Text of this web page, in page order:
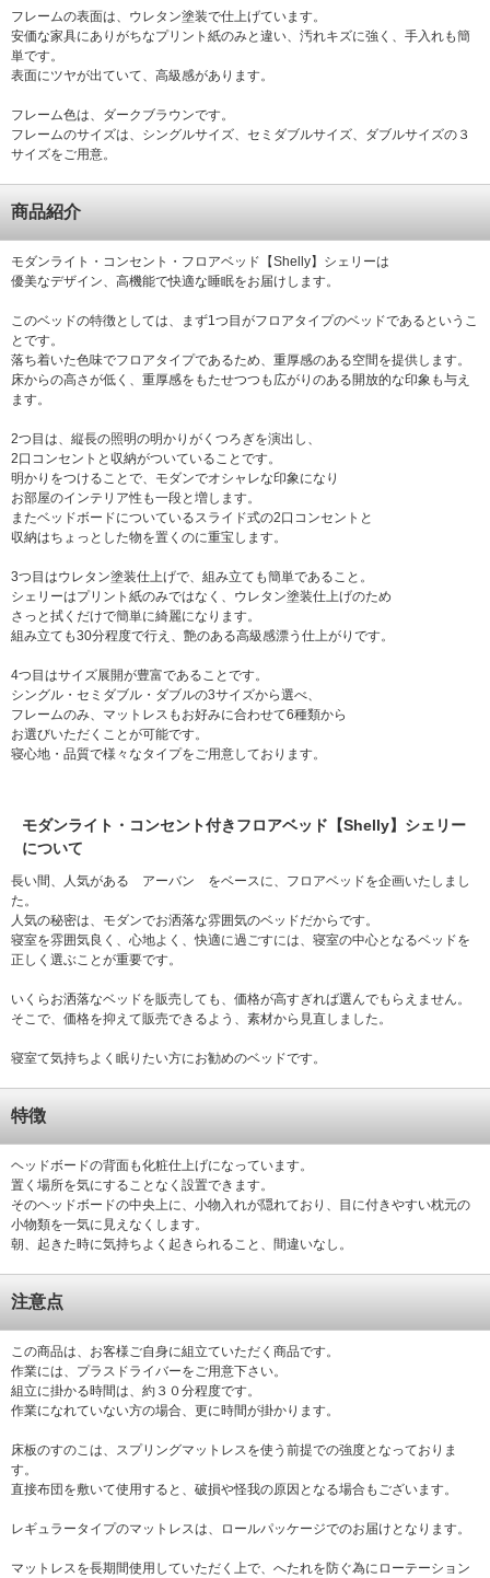
フレームの表面は、ウレタン塗装で仕上げています。
安価な家具にありがちなプリント紙のみと違い、汚れキズに強く、手入れも簡
単です。
表面にツヤが出ていて、高級感があります。
フレーム色は、ダークブラウンです。
フレームのサイズは、シングルサイズ、セミダブルサイズ、ダブルサイズの３
サイズをご用意。
商品紹介
モダンライト・コンセント・フロアベッド【Shelly】シェリーは
優美なデザイン、高機能で快適な睡眠をお届けします。
このベッドの特徴としては、まず1つ目がフロアタイプのベッドであるというこ
とです。
落ち着いた色味でフロアタイプであるため、重厚感のある空間を提供します。
床からの高さが低く、重厚感をもたせつつも広がりのある開放的な印象も与え
ます。
2つ目は、縦長の照明の明かりがくつろぎを演出し、
2口コンセントと収納がついていることです。
明かりをつけることで、モダンでオシャレな印象になり
お部屋のインテリア性も一段と増します。
またベッドボードについているスライド式の2口コンセントと
収納はちょっとした物を置くのに重宝します。
3つ目はウレタン塗装仕上げで、組み立ても簡単であること。
シェリーはプリント紙のみではなく、ウレタン塗装仕上げのため
さっと拭くだけで簡単に綺麗になります。
組み立ても30分程度で行え、艶のある高級感漂う仕上がりです。
4つ目はサイズ展開が豊富であることです。
シングル・セミダブル・ダブルの3サイズから選べ、
フレームのみ、マットレスもお好みに合わせて6種類から
お選びいただくことが可能です。
寝心地・品質で様々なタイプをご用意しております。
モダンライト・コンセント付きフロアベッド【Shelly】シェリー
について
長い間、人気がある アーバン をベースに、フロアベッドを企画いたしまし
た。
人気の秘密は、モダンでお洒落な雰囲気のベッドだからです。
寝室を雰囲気良く、心地よく、快適に過ごすには、寝室の中心となるベッドを
正しく選ぶことが重要です。
いくらお洒落なベッドを販売しても、価格が高すぎれば選んでもらえません。
そこで、価格を抑えて販売できるよう、素材から見直しました。
寝室て気持ちよく眠りたい方にお勧めのベッドです。
特徴
ヘッドボードの背面も化粧仕上げになっています。
置く場所を気にすることなく設置できます。
そのヘッドボードの中央上に、小物入れが隠れており、目に付きやすい枕元の
小物類を一気に見えなくします。
朝、起きた時に気持ちよく起きられること、間違いなし。
注意点
この商品は、お客様ご自身に組立ていただく商品です。
作業には、プラスドライバーをご用意下さい。
組立に掛かる時間は、約３０分程度です。
作業になれていない方の場合、更に時間が掛かります。
床板のすのこは、スプリングマットレスを使う前提での強度となっておりま
す。
直接布団を敷いて使用すると、破損や怪我の原因となる場合もございます。
レギュラータイプのマットレスは、ロールパッケージでのお届けとなります。
マットレスを長期間使用していただく上で、へたれを防ぐ為にローテーション